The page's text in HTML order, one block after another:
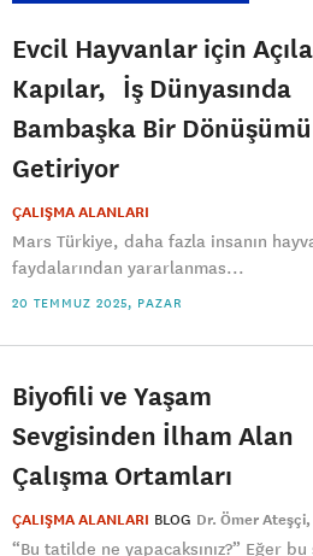
Evcil Hayvanlar için
Kapılar, İş Dünyasında
Bambaşka Bir Dönüşümü
Getiriyor
ÇALIŞMA ALANLARI
Mars Türkiye, daha fazla insanın
faydalarından yararlanmas...
20 TEMMUZ 2025, PAZAR
Biyofili ve Yaşam
Sevgisinden İlham Alan
Çalışma Ortamları
ÇALIŞMA ALANLARI BLOG Dr. Ömer Ateşçi
“Bu tatilde ne yapacaksınız?” Eğer